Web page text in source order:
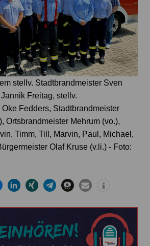
stellv. Stadtbrandmeister Sven
Freitag, stellv.
Fedders, Stadtbrandmeister
Ortsbrandmeister Mehrum (vo.),
Timm, Till, Marvin, Paul, Michael,
Olaf Kruse (v.li.) - Foto: